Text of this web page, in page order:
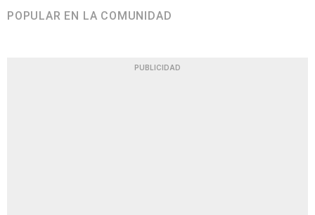
POPULAR EN LA COMUNIDAD
PUBLICIDAD